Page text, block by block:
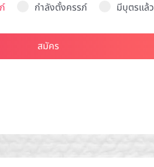
กำลังตั้งครรภ์ มีบุตรแล้ว
สมัคร